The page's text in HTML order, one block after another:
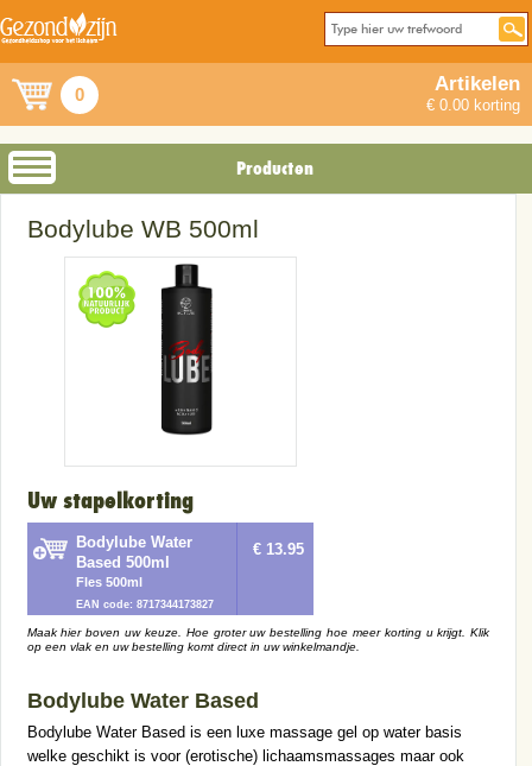
0 Artikelen
€ 0.00 korting
Producten
Bodylube WB 500ml
Uw stapelkorting
Bodylube Water
Based 500ml
Fles 500ml
EAN code: 8717344173827
€ 13.95
Maak hier boven uw keuze. Hoe groter uw bestelling hoe meer korting u krijgt. Klik
op een vlak en uw bestelling komt direct in uw winkelmandje.
Bodylube Water Based
Bodylube Water Based is een luxe massage gel op water basis
welke geschikt is voor (erotische) lichaamsmassages maar ook